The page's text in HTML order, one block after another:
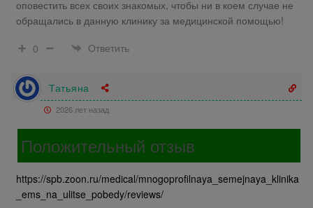
оповестить всех своих знакомых, чтобы ни в коем случае не
обращались в данную клинику за медицинской помощью!
0
Ответить
Татьяна
2026 лет назад
Положительный отзыв
https://spb.zoon.ru/medical/mnogoprofilnaya_semejnaya_klinika
_ems_na_ulitse_pobedy/reviews/